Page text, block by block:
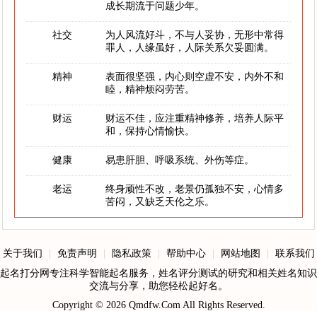
成长期流于问题少年。
社交
为人风流好斗，不与人妥协，无形中常得
罪人，人缘虽好，人际关系欠妥圆满。
精神
表面很坚强，内心则空虚不安，内外不和
睦，精神烦闷劳苦。
财运
财运不佳，应注重精神修养，培养人际平
和，保持心情愉快。
健康 易患肝胆、呼吸系统、外伤等症。
老运
终身顽性不改，老景仍孤独不安，心情多
苦闷，又缺乏天伦之乐。
关于我们 免责声明 隐私政策 帮助中心 网站地图
联系我们
起名打分网专注科学智能起名服务，姓名评分测试的研究和相关姓名知识
交流与分享，助您轻松起好名。
Copyright © 2026 Qmdfw.ComAll Rights Reserved.